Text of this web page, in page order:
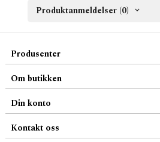
Produktanmeldelser (0)
Produsenter
Om butikken
Din konto
Kontakt oss